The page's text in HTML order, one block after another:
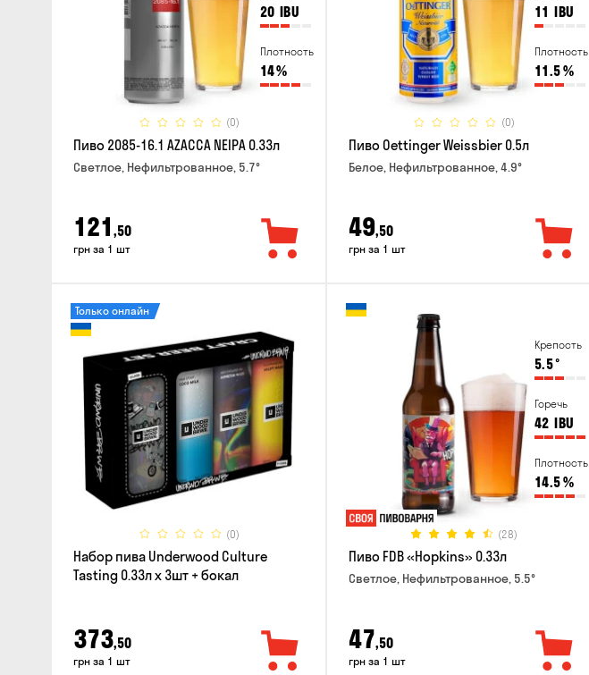
20 IBU
Плотность
14%
(0)
Пиво 2085-16.1 AZACCA NEIPA 0.33л
Светлое, Нефильтрованное, 5.7°
121 ,50
грн за 1 шт
11 IBU
Плотность
11.5%
(0)
Пиво Oettinger Weissbier 0.5л
Белое, Нефильтрованное, 4.9°
49,50
грн за 1 шт
(0)
Только онлайн
Набор пива Underwood Culture
Tasting 0.33л x 3шт + бокал
373,50
грн за 1 шт
Крепость
5.5°
Горечь
42 IBU
Плотность
14.5%
(28)
Пиво FDB «Hopkins» 0.33л
Светлое, Нефильтрованное, 5.5°
47,50
грн за 1 шт